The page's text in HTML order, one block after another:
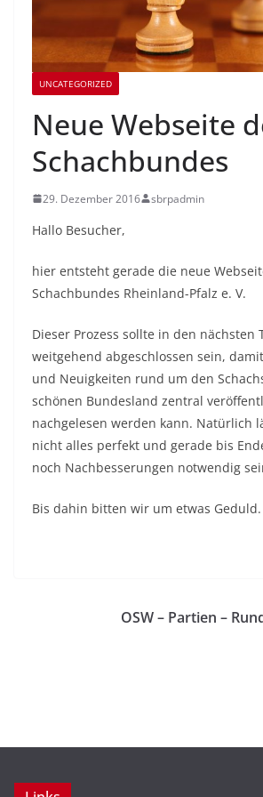
UNCATEGORIZED
Neue Webseite
Schachbundes
29. Dezember 2016 sbrpadmin
Hallo Besucher,
hier entsteht gerade die neue
Schachbundes Rheinland-Pfalz e. V.
Dieser Prozess sollte in den nächsten
weitgehend abgeschlossen sein,
und Neuigkeiten rund um den
schönen Bundesland zentral
nachgelesen werden kann. Natürlich
nicht alles perfekt und gerade bis
noch Nachbesserungen notwendig
Bis dahin bitten wir um etwas Geduld.
OSW – Partien –